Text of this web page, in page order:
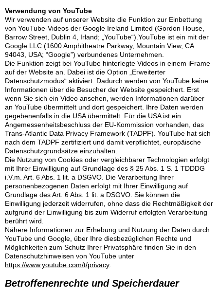
Verwendung von YouTube
Wir verwenden auf unserer Website die Funktion zur Einbettung
von YouTube-Videos der Google Ireland Limited (Gordon House,
Barrow Street, Dublin 4, Irland; „YouTube“).YouTube ist ein mit der
Google LLC (1600 Amphitheatre Parkway, Mountain View, CA
94043, USA; “Google”) verbundenes Unternehmen.
Die Funktion zeigt bei YouTube hinterlegte Videos in einem iFrame
auf der Website an. Dabei ist die Option „Erweiterter
Datenschutzmodus“ aktiviert. Dadurch werden von YouTube keine
Informationen über die Besucher der Website gespeichert. Erst
wenn Sie sich ein Video ansehen, werden Informationen darüber
an YouTube übermittelt und dort gespeichert. Ihre Daten werden
gegebenenfalls in die USA übermittelt. Für die USA ist ein
Angemessenheitsbeschluss der EU-Kommission vorhanden, das
Trans-Atlantic Data Privacy Framework (TADPF). YouTube hat sich
nach dem TADPF zertifiziert und damit verpflichtet, europäische
Datenschutzgrundsätze einzuhalten.
Die Nutzung von Cookies oder vergleichbarer Technologien erfolgt
mit Ihrer Einwilligung auf Grundlage des § 25 Abs. 1 S. 1 TDDDG
i.V.m. Art. 6 Abs. 1 lit. a DSGVO. Die Verarbeitung Ihrer
personenbezogenen Daten erfolgt mit Ihrer Einwilligung auf
Grundlage des Art. 6 Abs. 1 lit. a DSGVO. Sie können die
Einwilligung jederzeit widerrufen, ohne dass die Rechtmäßigkeit der
aufgrund der Einwilligung bis zum Widerruf erfolgten Verarbeitung
berührt wird.
Nähere Informationen zur Erhebung und Nutzung der Daten durch
YouTube und Google, über Ihre diesbezüglichen Rechte und
Möglichkeiten zum Schutz Ihrer Privatsphäre finden Sie in den
Datenschutzhinweisen von YouTube unter
https://www.youtube.com/t/privacy
Betroffenenrechte und Speicherdauer